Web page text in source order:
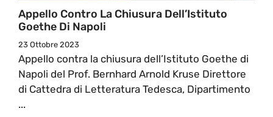
Appello Contro La Chiusura Dell’Istituto
Goethe Di Napoli
23 Ottobre 2023
Appello contra la chiusura dell’Istituto Goethe di
Napoli del Prof. Bernhard Arnold Kruse Direttore
di Cattedra di Letteratura Tedesca, Dipartimento
...